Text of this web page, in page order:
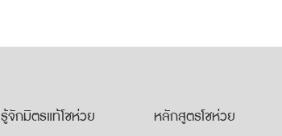
รู้จักมิตรแท้โชห่วย
หลักสูตรโชห่วย